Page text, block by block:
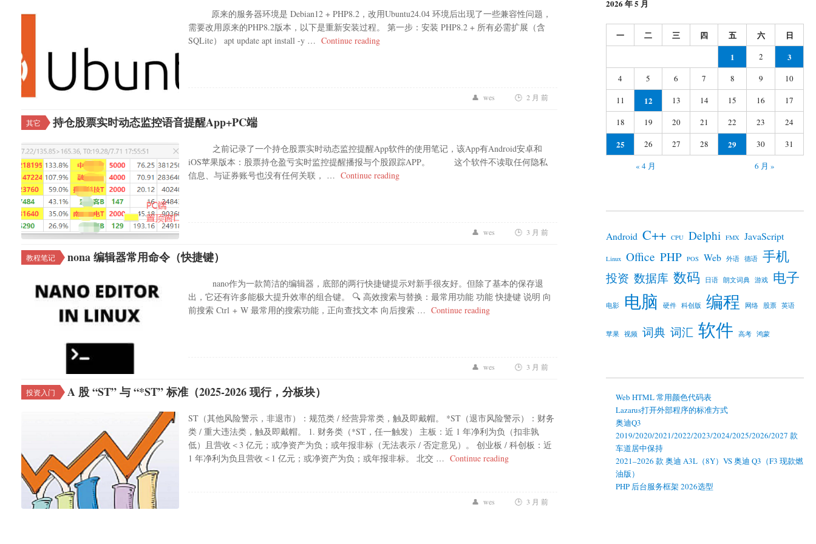
原来的服务器环境是 Debian12 + PHP8.2，改用Ubuntu24.04 环境后出现了一些兼容性问题，
需要改用原来的PHP8.2版本，以下是重新安装过程。 第一步：安装 PHP8.2 + 所有必需扩展（含
SQLite） apt update apt install -y … Continue reading“Ubuntu 24.04 默认是 Nginx + PHP8.3 ，改为 PHP8.2”
wes 2 月 前
其它 持仓股票实时动态监控语音提醒App+PC端
之前记录了一个持仓股票实时动态监控提醒App软件的使用笔记，该App有Android安卓和
iOS苹果版本：股票持仓盈亏实时监控提醒播报与个股跟踪APP。 这个软件不读取任何隐私
信息、与证券账号也没有任何关联， … Continue reading“持仓股票实时动态监控语音提醒App+PC端”
wes 3 月 前
教程笔记 nona 编辑器常用命令（快捷键）
nano作为一款简洁的编辑器，底部的两行快捷键提示对新手很友好。但除了基本的保存退
出，它还有许多能极大提升效率的组合键。 🔍 高效搜索与替换：最常用功能 功能 快捷键 说明 向
前搜索 Ctrl + W 最常用的搜索功能，正向查找文本 向后搜索 … Continue reading“nona 编辑器常用命令（快捷键）”
wes 3 月 前
投资入门 A 股 “ST” 与 “*ST” 标准（2025-2026 现行，分板块）
ST（其他风险警示，非退市）：规范类 / 经营异常类，触及即戴帽。 *ST（退市风险警示）：财务
类 / 重大违法类，触及即戴帽。 1. 财务类（*ST，任一触发） 主板：近 1 年净利为负（扣非孰
低）且营收＜3 亿元；或净资产为负；或年报非标（无法表示 / 否定意见）。 创业板 / 科创板：近
1 年净利为负且营收＜1 亿元；或净资产为负；或年报非标。 北交 … Continue reading“A 股 “ST” 与 “*ST” 标准（2025-2026 现行，分板块）”
wes 3 月 前
2026 年 5 月
一 二 三 四 五 六
日
1
2 3
4 5 6 7 8 9
10
11
12 13 14 15 16
17
18
19 20 21 22 23 24
25 26 27 28 29 30
31
« 4 月
6 月 »
Android C++ CPU Delphi FMX JavaScript
Linux Office PHP POS Web 外语 德语 手机
投资 数据库 数码 日语 朗文词典 游戏 电子
电影 电脑 硬件 科创版 编程 网络 股票 英语
苹果 视频 词典 词汇 软件 高考 鸿蒙
Web HTML 常用颜色代码表
Lazarus打开外部程序的标准方式
奥迪Q3
2019/2020/2021/2022/2023/2024/2025/2026/2027 款
车道居中保持
2021–2026 款 奥迪 A3L（8Y）VS 奥迪 Q3（F3 现款燃
油版）
PHP 后台服务框架 2026选型